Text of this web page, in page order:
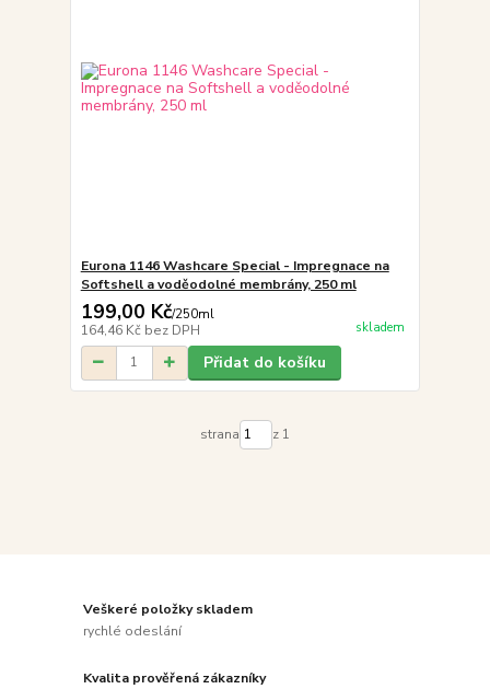
Eurona 1146 Washcare Special - Impregnace na
Softshell a voděodolné membrány, 250 ml
199,00 Kč/250ml
164,46 Kč bez DPH skladem
Přidat do košíku
strana z 1
Veškeré položky skladem
rychlé odeslání
Kvalita prověřená zákazníky